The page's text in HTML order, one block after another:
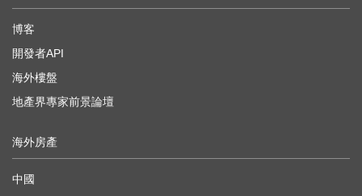
博客
開發者API
海外樓盤
地產界專家前景論壇
海外房產
中國